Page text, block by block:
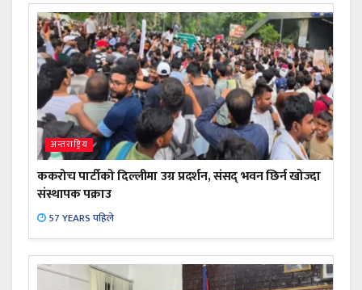
अन्तराष्ट्रिय
ककरोच पार्टीको दिल्लीमा उग्र प्रदर्शन, संसद् भवन छिर्न खोज्दा
संस्थापक पक्राउ
57 YEARS पहिले